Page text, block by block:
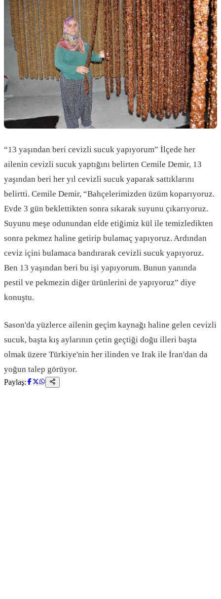
“13 yaşından beri cevizli sucuk yapıyorum” İlçede her
ailenin cevizli sucuk yaptığını belirten Cemile Demir, 13
yaşından beri her yıl cevizli sucuk yaparak sattıklarını
belirtti. Cemile Demir, “Bahçelerimizden üzüm koparıyoruz.
Evde 3 gün beklettikten sonra sıkarak suyunu çıkarıyoruz.
Suyunu meşe odunundan elde etiğimiz kül ile temizledikten
sonra pekmez haline getirip bulamaç yapıyoruz. Ardından
ceviz içini bulamaca bandırarak cevizli sucuk yapıyoruz.
Ben 13 yaşından beri bu işi yapıyorum. Bunun yanında
pestil ve pekmezin diğer ürünlerini de yapıyoruz” diye
konuştu.
Sason'da yüzlerce ailenin geçim kaynağı haline gelen cevizli
sucuk, başta kış aylarının çetin geçtiği doğu illeri başta
olmak üzere Türkiye'nin her ilinden ve Irak ile İran'dan da
yoğun talep görüyor.
Paylaş: